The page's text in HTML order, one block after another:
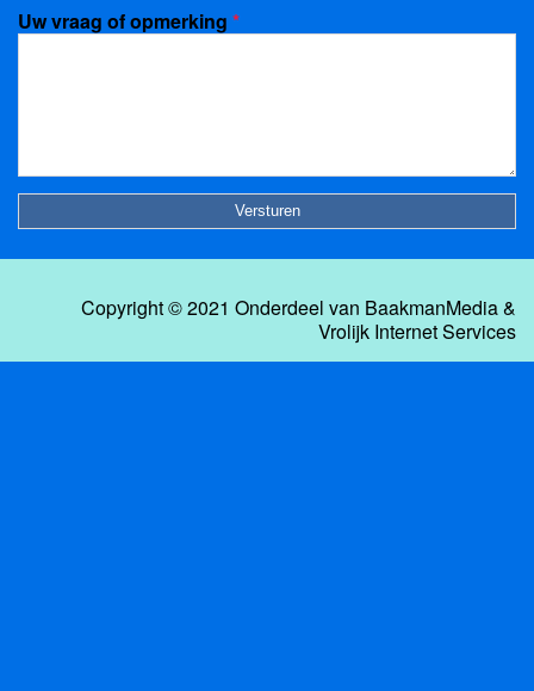
Uw vraag of opmerking *
Copyright © 2021 Onderdeel van BaakmanMedia&
Vrolijk Internet Services